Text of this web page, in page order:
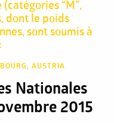
“M”,
dont le poids
sont soumis à
AUSTRIA
Nationales
2015